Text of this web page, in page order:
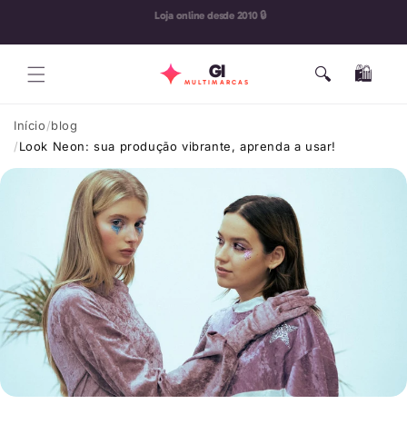
🔄 30 dias para troca
GI
MULTIMARCAS 🔍 🛍️
Carrinho
Início blog
Look Neon: sua produção vibrante, aprenda a usar!